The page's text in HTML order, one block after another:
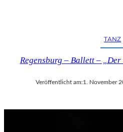
TANZ
Regensburg – Ballett –
Veröffentlicht am:1. November